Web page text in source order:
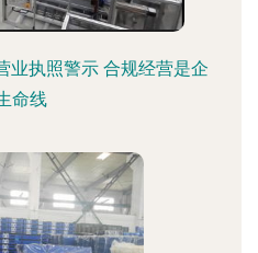
业执照警示 合规经营是企
命线